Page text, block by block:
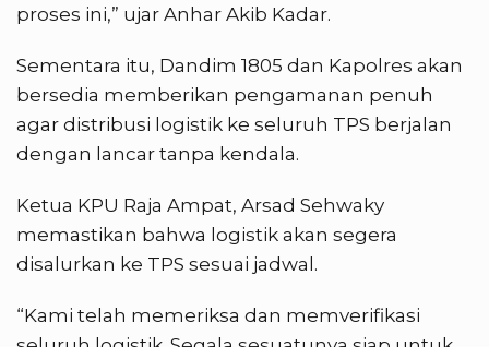
proses ini,” ujar Anhar Akib Kadar.
Sementara itu, Dandim 1805 dan Kapolres akan
bersedia memberikan pengamanan penuh
agar distribusi logistik ke seluruh TPS berjalan
dengan lancar tanpa kendala.
Ketua KPU Raja Ampat, Arsad Sehwaky
memastikan bahwa logistik akan segera
disalurkan ke TPS sesuai jadwal.
“Kami telah memeriksa dan memverifikasi